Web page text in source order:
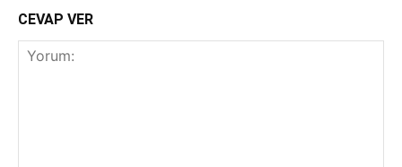
CEVAP VER